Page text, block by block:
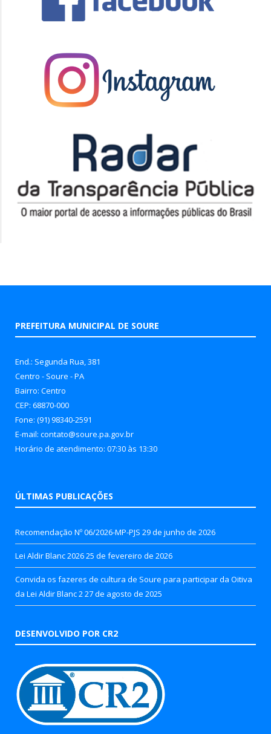
PREFEITURA MUNICIPAL DE SOURE
End.: Segunda Rua, 381
Centro - Soure - PA
Bairro: Centro
CEP: 68870-000
Fone: (91) 98340-2591
E-mail: contato@soure.pa.gov.br
Horário de atendimento: 07:30 às 13:30
ÚLTIMAS PUBLICAÇÕES
Recomendação Nº 06/2026-MP-PJS 29 de junho de 2026
Lei Aldir Blanc 202625 de fevereiro de 2026
Convida os fazeres de cultura de Soure para participar da Oitiva
da Lei Aldir Blanc 2 27 de agosto de 2025
DESENVOLVIDO POR CR2